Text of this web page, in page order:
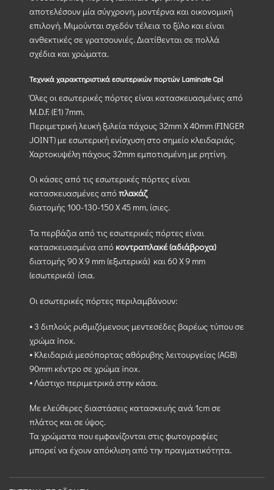
αποτελέσουν μία σύγχρονη, μοντέρνα και οικονομική
επιλογή. Μιμούνται σχεδόν τέλεια το ξύλο και είναι
ανθεκτικές σε γρατσουνιές. Διατίθενται σε πολλά
σχέδια και χρώματα.
Τεχνικά χαρακτηριστικά εσωτερικών πορτών Laminate Cpl
Όλες οι εσωτερικές πόρτες είναι κατασκευασμένες από
M.D.F. (Ε1) 7mm.
Περιμετρική λευκή ξυλεία πάχους 32mm X 40mm (FINGER
JOINT) με εσωτερική ενίσχυση στο σημείο κλειδαριάς.
Χαρτοκυψέλη πάχους 32mm εμποτισμένη με ρητίνη.
Οι κάσες από τις εσωτερικές πόρτες είναι
κατασκευασμένες απόπλακάζ
διατομής 100-130-150 Χ 45 mm, ίσιες.
Τα περβάζια από τις εσωτερικές πόρτες είναι
κατασκευασμένα από κοντραπλακέ (αδιάβροχα)
διατομής 90 Χ 9 mm (εξωτερικά) και 60 Χ 9 mm
(εσωτερικά) ίσια.
Οι εσωτερικές πόρτες περιλαμβάνουν:
⦁ 3 διπλούς ρυθμιζόμενους μεντεσέδες βαρέως τύπου σε
χρώμα inox.
⦁ Κλειδαριά μεσόπορτας αθόρυβης λειτουργείας (AGB)
90mm κέντρο σε χρώμα inox.
⦁ Λάστιχο περιμετρικά στην κάσα.
Με ελεύθερες διαστάσεις κατασκευής ανά 1cm σε
πλάτος και σε ύψος.
Τα χρώματα που εμφανίζονται στις φωτογραφίες
μπορεί να έχουν απόκλιση από την πραγματικότητα.